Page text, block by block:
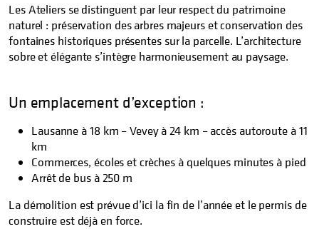
Les Ateliers se distinguent par leur respect du patrimoine
naturel : préservation des arbres majeurs et conservation des
fontaines historiques présentes sur la parcelle. L’architecture
sobre et élégante s’intègre harmonieusement au paysage.
Un emplacement d’exception :
Lausanne à 18 km – Vevey à 24 km – accès autoroute à 11
km
Commerces, écoles et crèches à quelques minutes à pied
Arrêt de bus à 250 m
La démolition est prévue d’ici la fin de l’année et le permis de
construire est déjà en force.